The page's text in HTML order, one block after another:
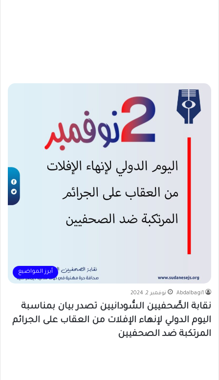
أبرز المواضيع
Abdalbagi1 نوفمبر 2, 2024
نقابة الصَّحفيين السُّودانيين تصدر بيان بمناسبة
اليوم الدولي لإنهاء الإفلات من العقاب على الجرائم
المرتكبة ضد الصحفيين